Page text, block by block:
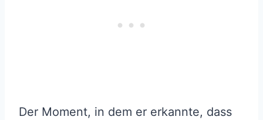
Der Moment, in dem er erkannte, dass